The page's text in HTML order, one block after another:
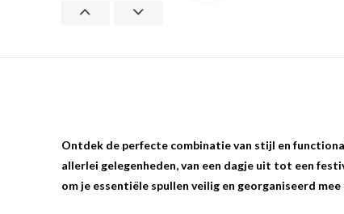
Ontdek de perfecte combinatie van stijl en
allerlei gelegenheden, van een dagje uit tot een
om je essentiële spullen veilig en georganiseerd mee